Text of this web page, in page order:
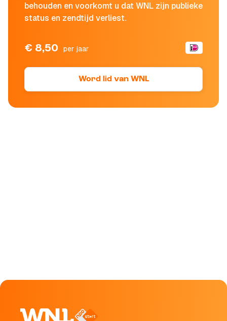
behouden en voorkomt u dat WNL zijn publieke
status en zendtijd verliest.
€ 8,50 per jaar
Word lid van WNL